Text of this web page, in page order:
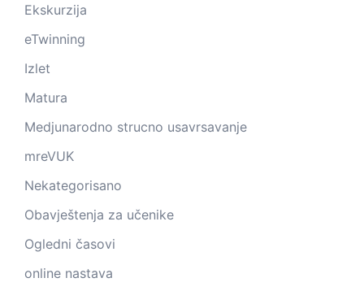
Ekskurzija
eTwinning
Izlet
Matura
Medjunarodno strucno usavrsavanje
mreVUK
Nekategorisano
Obavještenja za učenike
Ogledni časovi
online nastava